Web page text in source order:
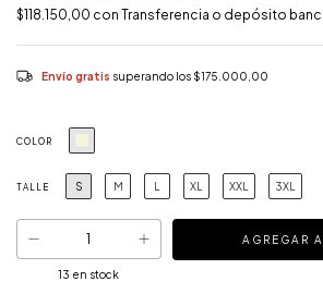
$118.150,00 con Transferencia o depósito
Envío gratis superando los $175.000,00
COLOR
TALLE S M XL XXL 3XL
13 en stock